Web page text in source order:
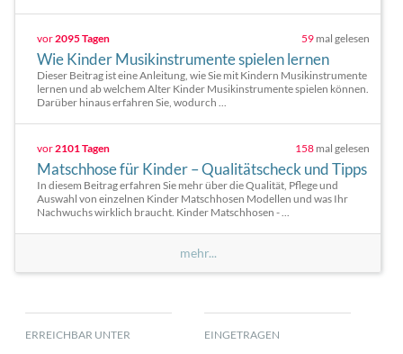
vor2095 Tagen 59 mal gelesen
Wie Kinder Musikinstrumente spielen lernen
Dieser Beitrag ist eine Anleitung, wie Sie mit Kindern Musikinstrumente
lernen und ab welchem Alter Kinder Musikinstrumente spielen können.
Darüber hinaus erfahren Sie, wodurch ...
vor2101 Tagen 158 mal gelesen
Matschhose für Kinder – Qualitätscheck und Tipps
In diesem Beitrag erfahren Sie mehr über die Qualität, Pflege und
Auswahl von einzelnen Kinder Matschhosen Modellen und was Ihr
Nachwuchs wirklich braucht. Kinder Matschhosen - ...
mehr...
ERREICHBAR UNTER EINGETRAGEN